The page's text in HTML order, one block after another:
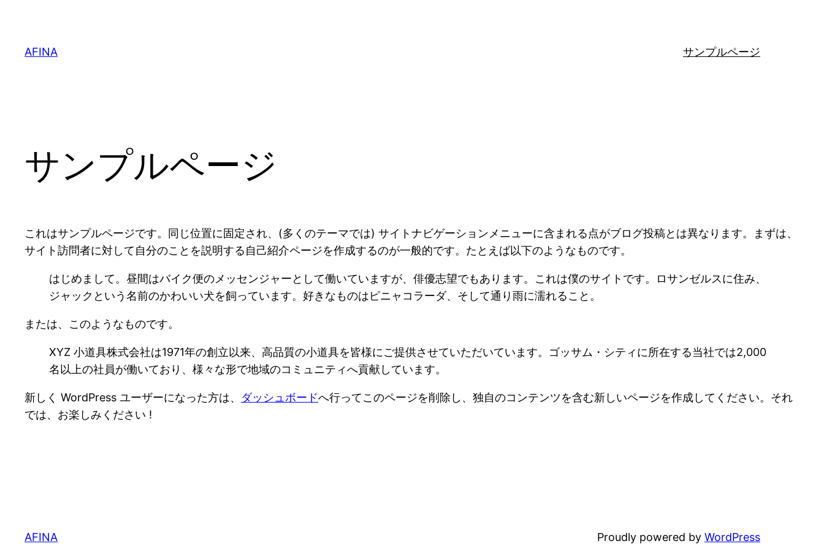
AFINA サンプルページ
サンプルページ
これはサンプルページです。同じ位置に固定され、(多くのテーマでは) サイトナビゲーションメニューに含まれる点がブログ投稿とは異なります。まずは、
サイト訪問者に対して自分のことを説明する自己紹介ページを作成するのが一般的です。たとえば以下のようなものです。
はじめまして。昼間はバイク便のメッセンジャーとして働いていますが、俳優志望でもあります。これは僕のサイトです。ロサンゼルスに住み、
ジャックという名前のかわいい犬を飼っています。好きなものはピニャコラーダ、そして通り雨に濡れること。
または、このようなものです。
XYZ 小道具株式会社は1971年の創立以来、高品質の小道具を皆様にご提供させていただいています。ゴッサム・シティに所在する当社では2,000
名以上の社員が働いており、様々な形で地域のコミュニティへ貢献しています。
新しく WordPress ユーザーになった方は、 ダッシュボードへ行ってこのページを削除し、独自のコンテンツを含む新しいページを作成してください。それ
では、お楽しみください !
AFINA Proudly powered by WordPress